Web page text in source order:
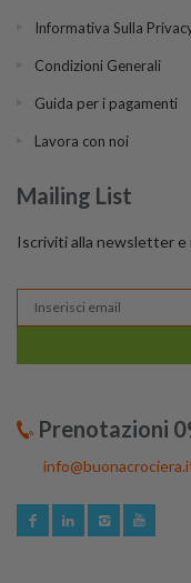
Informativa Sulla
Condizioni Generali
Guida per i pagamenti
Lavora con noi
Mailing List
Iscriviti alla newsletter
Prenotazioni